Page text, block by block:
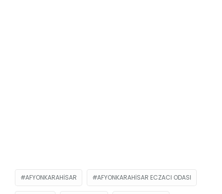
AFYONKARAHISAR AFYONKARAHISAR ECZACI ODASI